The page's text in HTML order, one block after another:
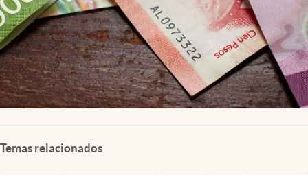
Temas relacionados